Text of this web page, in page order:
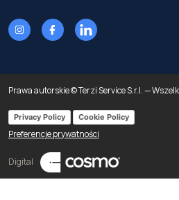
Prawa autorskie © Terzi Service S.r.l. —
Privacy Policy Cookie Policy
Preferencje prywatności
Digital